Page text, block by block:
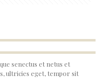
senectus et netus et
ultricies eget, tempor sit